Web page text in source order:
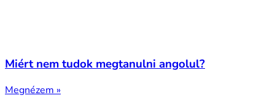
Miért nem tudok megtanulni angolul?
Megnézem »